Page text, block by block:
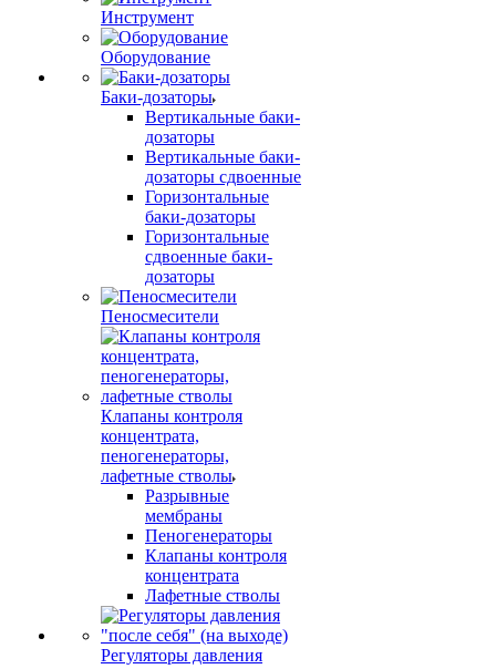
Инструмент
Оборудование
Баки-дозаторы
Вертикальные баки-
дозаторы
Вертикальные баки-
дозаторы сдвоенные
Горизонтальные
баки-дозаторы
Горизонтальные
сдвоенные баки-
дозаторы
Пеносмесители
Клапаны контроля
концентрата,
пеногенераторы,
лафетные стволы
Разрывные
мембраны
Пеногенераторы
Клапаны контроля
концентрата
Лафетные стволы
Регуляторы давления